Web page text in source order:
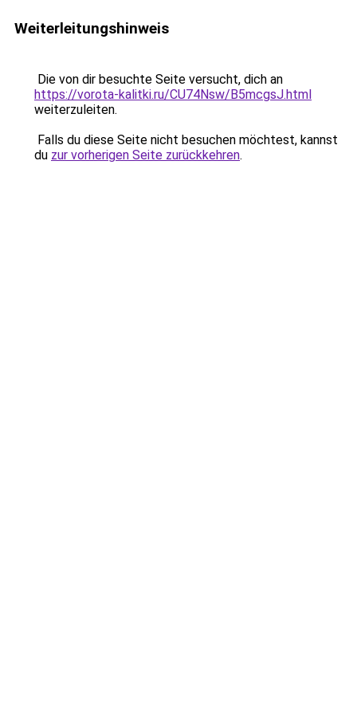
Weiterleitungshinweis
Die von dir besuchte Seite versucht, dich an
https://vorota-kalitki.ru/CU74Nsw/B5mcgsJ.html
weiterzuleiten.
Falls du diese Seite nicht besuchen möchtest, kannst
du zur vorherigen Seite zurückkehren.